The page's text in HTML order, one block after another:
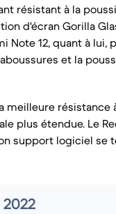
résistant à la
d'écran Gorilla
Note 12, quant à lui,
et la
résistance
plus étendue. Le
support logiciel se
2022